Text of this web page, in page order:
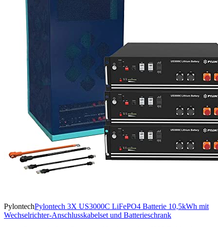
PylontechPylontech 3X US3000C LiFePO4 Batterie 10,5kWh mit
Wechselrichter-Anschlusskabelset und Batterieschrank